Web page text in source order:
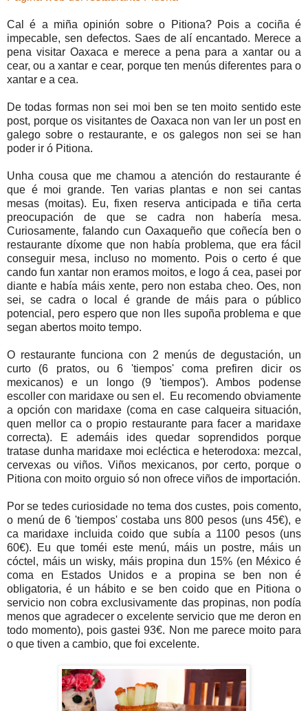
Cal é a miña opinión sobre o Pitiona? Pois a cociña é
impecable, sen defectos. Saes de alí encantado. Merece a
pena visitar Oaxaca e merece a pena para a xantar ou a
cear, ou a xantar e cear, porque ten menús diferentes para o
xantar e a cea.
De todas formas non sei moi ben se ten moito sentido este
post, porque os visitantes de Oaxaca non van ler un post en
galego sobre o restaurante, e os galegos non sei se han
poder ir ó Pitiona.
Unha cousa que me chamou a atención do restaurante é
que é moi grande. Ten varias plantas e non sei cantas
mesas (moitas). Eu, fixen reserva anticipada e tiña certa
preocupación de que se cadra non habería mesa.
Curiosamente, falando cun Oaxaqueño que coñecía ben o
restaurante díxome que non había problema, que era fácil
conseguir mesa, incluso no momento. Pois o certo é que
cando fun xantar non eramos moitos, e logo á cea, pasei por
diante e había máis xente, pero non estaba cheo. Oes, non
sei, se cadra o local é grande de máis para o público
potencial, pero espero que non lles supoña problema e que
segan abertos moito tempo.
O restaurante funciona con 2 menús de degustación, un
curto (6 pratos, ou 6 'tiempos' coma prefiren dicir os
mexicanos) e un longo (9 'tiempos'). Ambos podense
escoller con maridaxe ou sen el. Eu recomendo obviamente
a opción con maridaxe (coma en case calqueira situación,
quen mellor ca o propio restaurante para facer a maridaxe
correcta). E ademáis ides quedar soprendidos porque
tratase dunha maridaxe moi ecléctica e heterodoxa: mezcal,
cervexas ou viños. Viños mexicanos, por certo, porque o
Pitiona con moito orguio só non ofrece viños de importación.
Por se tedes curiosidade no tema dos custes, pois comento,
o menú de 6 'tiempos' costaba uns 800 pesos (uns 45€), e
ca maridaxe incluida coido que subía a 1100 pesos (uns
60€). Eu que toméi este menú, máis un postre, máis un
cóctel, máis un wisky, máis propina dun 15% (en México é
coma en Estados Unidos e a propina se ben non é
obligatoria, é un hábito e se ben coido que en Pitiona o
servicio non cobra exclusivamente das propinas, non podía
menos que agradecer o excelente servicio que me deron en
todo momento), pois gastei 93€. Non me parece moito para
o que tiven a cambio, que foi excelente.